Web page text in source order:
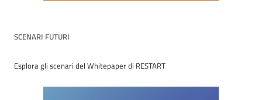
SCENARI FUTURI
Esplora gli scenari del Whitepaper di RESTART